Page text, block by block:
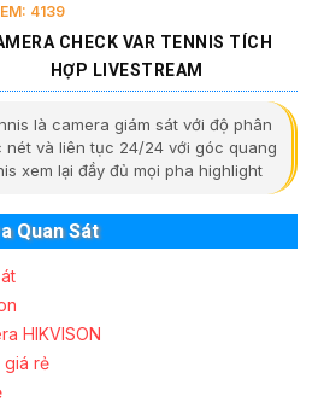
4139
CHECK VAR TENNIS TÍCH
HỢP LIVESTREAM
là camera giám sát với độ phân
nét và liên tục 24/24 với góc quang
xem lại đầy đủ mọi pha highlight
Quan Sát
HIKVISON
giá rẻ